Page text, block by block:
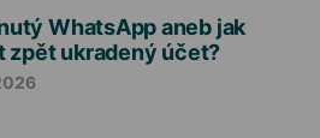
WhatsApp aneb jak
zpět ukradený účet?